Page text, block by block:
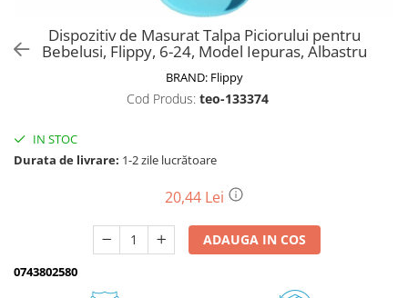
Motoburghie si accesorii
Drujbe pe benzina
Drujbe cu acumulator
Consumabile drujbe, fierastraie
Drujbe electrice
Unelte electrice busteni
Dispozitiv de Masurat Talpa Piciorului pentru
Bebelusi, Flippy, 6-24, Model Iepuras, Albastru
BRAND: Flippy
Cod Produs: teo-133374
IN STOC
Durata de livrare: 1-2 zile lucrătoare
20,44 Lei
ADAUGA IN COS
0743802580